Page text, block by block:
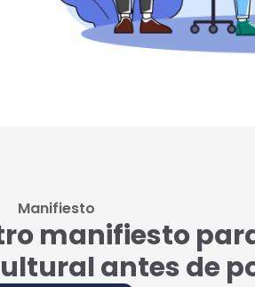
Manifiesto
manifiesto
antes de